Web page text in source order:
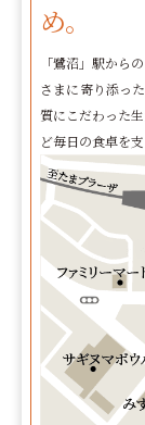
め。
「鷺沼」駅から
さまに寄り添っ
質にこだわった
ど毎日の食卓を